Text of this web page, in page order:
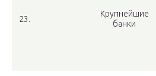
23.
Крупнейшие
банки